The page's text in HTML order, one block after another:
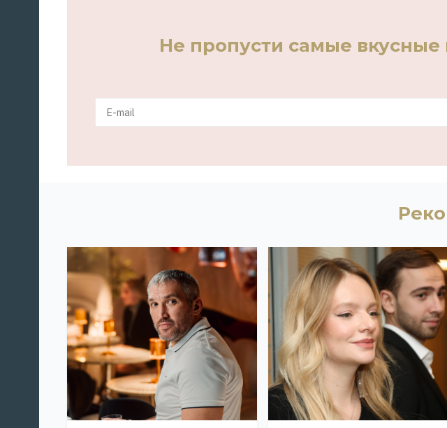
Не пропусти самые вкусные